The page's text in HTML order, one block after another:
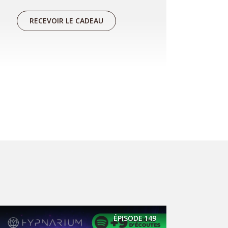
RECEVOIR LE CADEAU
réserver une séance pour qu'on
aille plus loin ensemble : ÉPISODE149